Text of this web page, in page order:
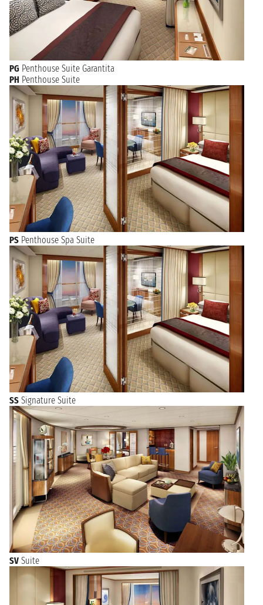
primi posti.
Secondo le stime sia delle Nazioni Unite che dell'OMS, Hong
Kong, nel 2012, ha avuto la più lunga aspettativa di vita di
qualsiasi altra regione del mondo.
PG Penthouse Suite Garantita
PH Penthouse Suite
PS Penthouse Spa Suite
SS Signature Suite
SV Suite